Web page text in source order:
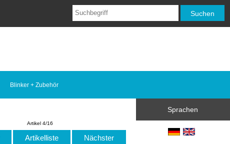
Blinker + Zubehör
Artikel 4/16
Artikelliste Nächster
Sprachen